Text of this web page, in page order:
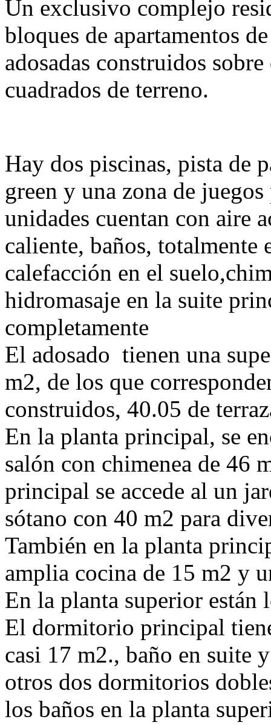
Un exclusivo complejo
bloques de apartamentos
adosadas construidos
cuadrados de terreno.
Hay dos piscinas, pista de
green y una zona de
unidades cuentan con aire
caliente, baños, totalmente
calefacción en el
hidromasaje en la suite
completamente
El adosado tienen una
m2, de los que
construidos, 40.05 de
En la planta principal, se
salón con chimenea de 46
principal se accede al un
sótano con 40 m2 para
También en la planta
amplia cocina de 15 m2 y
En la planta superior están
El dormitorio principal
casi 17 m2., baño en suite
otros dos dormitorios
los baños en la planta